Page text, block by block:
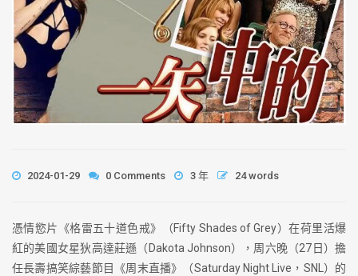
2024-01-29 0 Comments 3 年 24 words
憑情慾片《格雷五十道色戒》（Fifty Shades of Grey）在荷里活爆
紅的美國女星狄高達莊遜（Dakota Johnson），周六晚（27日）擔
任長壽搞笑綜藝節目《周末直播》（Saturday Night Live，SNL）的